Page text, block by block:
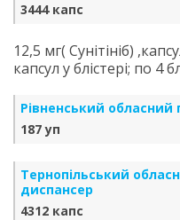
3444 капс
12,5 мг( Сунітініб)
капсул у блістері; по 4
Рівненський
187 уп
Тернопільський
диспансер
4312 капс